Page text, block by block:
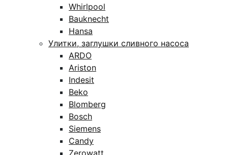
Whirlpool
Bauknecht
Hansa
Улитки, заглушки сливного насоса
ARDO
Ariston
Indesit
Beko
Blomberg
Bosch
Siemens
Candy
Zerowatt